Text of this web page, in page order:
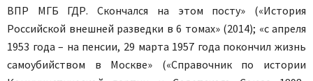
ВПР МГБ ГДР. Скончался на этом посту» («История
Российской внешней разведки в 6 томах» (2014); «с апреля
1953 года – на пенсии, 29 марта 1957 года покончил жизнь
самоубийством в Москве» («Справочник по истории